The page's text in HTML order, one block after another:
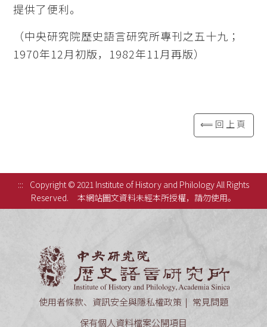
提供了便利。
（中央研究院歷史語言研究所專刊之五十九；
1970年12月初版，1982年11月再版）
⟸回上頁
:::
Copyright © 2021 Institute of History and Philology All Rights
Reserved.
本網站圖文資料未經本所授權，請勿使用。
使用者條款、資訊安全與隱私權政策
常見問題
保有個人資料檔案公開項目